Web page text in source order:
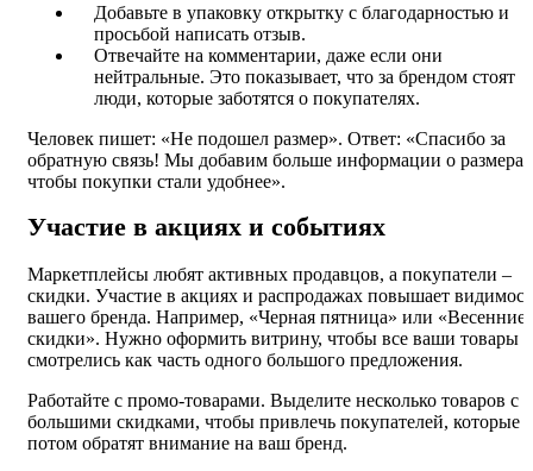
Добавьте в упаковку открытку с благодарностью и
просьбой написать отзыв.
Отвечайте на комментарии, даже если они
нейтральные. Это показывает, что за брендом стоят
люди, которые заботятся о покупателях.
Человек пишет: «Не подошел размер». Ответ: «Спасибо за
обратную связь! Мы добавим больше информации о
чтобы покупки стали удобнее».
Участие в акциях и событиях
Маркетплейсы любят активных продавцов, а покупатели –
скидки. Участие в акциях и распродажах повышает
вашего бренда. Например, «Черная пятница» или «Весенние
скидки». Нужно оформить витрину, чтобы все ваши товары
смотрелись как часть одного большого предложения.
Работайте с промо-товарами. Выделите несколько товаров с
большими скидками, чтобы привлечь покупателей, которые
потом обратят внимание на ваш бренд.